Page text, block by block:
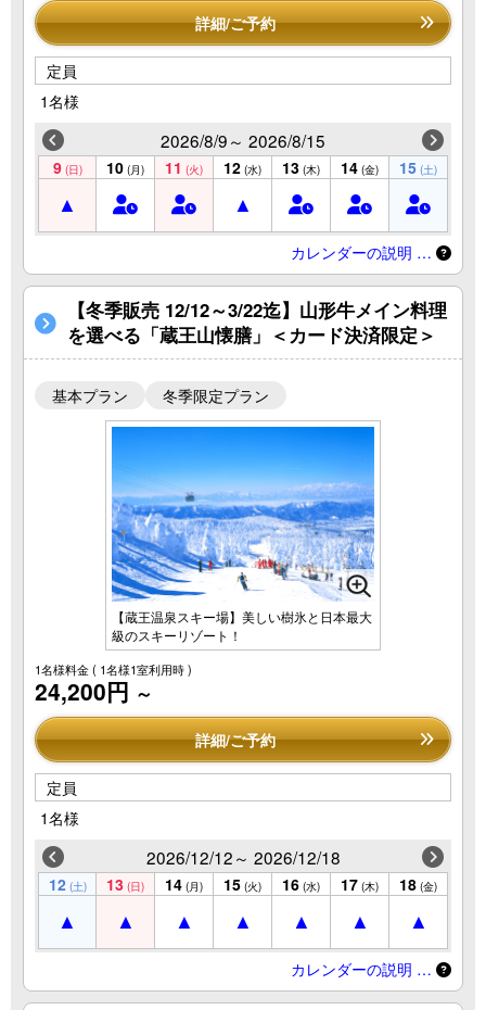
詳細/ご予約
定員
1名様
2026/8/9～ 2026/8/15
9 (日) 10 (月) 11 (火) 12 (水) 13 (木) 14 (金) 15 (土)
カレンダーの説明 …
【冬季販売 12/12～3/22迄】山形牛メイン料理
を選べる「蔵王山懐膳」＜カード決済限定＞
基本プラン 冬季限定プラン
【蔵王温泉スキー場】美しい樹氷と日本最大
級のスキーリゾート！
1名様料金( 1名様1室利用時 )
24,200円 ～
詳細/ご予約
定員
1名様
2026/12/12～ 2026/12/18
12 (土) 13 (日) 14 (月) 15 (火) 16 (水) 17 (木) 18 (金)
カレンダーの説明 …